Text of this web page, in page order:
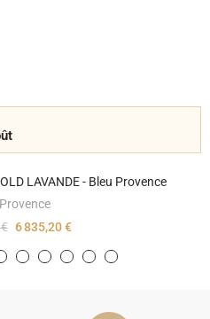
LAVANDE - Bleu Provence
6 835,20 €